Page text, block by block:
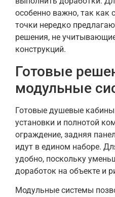
особенно важно, так как
точки нередко
решения, не
конструкций.
Готовые
модульные
Готовые душевые
установки и полнотой
ограждение, задняя
идут в едином наборе.
удобно, поскольку
доработок на объекте и
Модульные системы